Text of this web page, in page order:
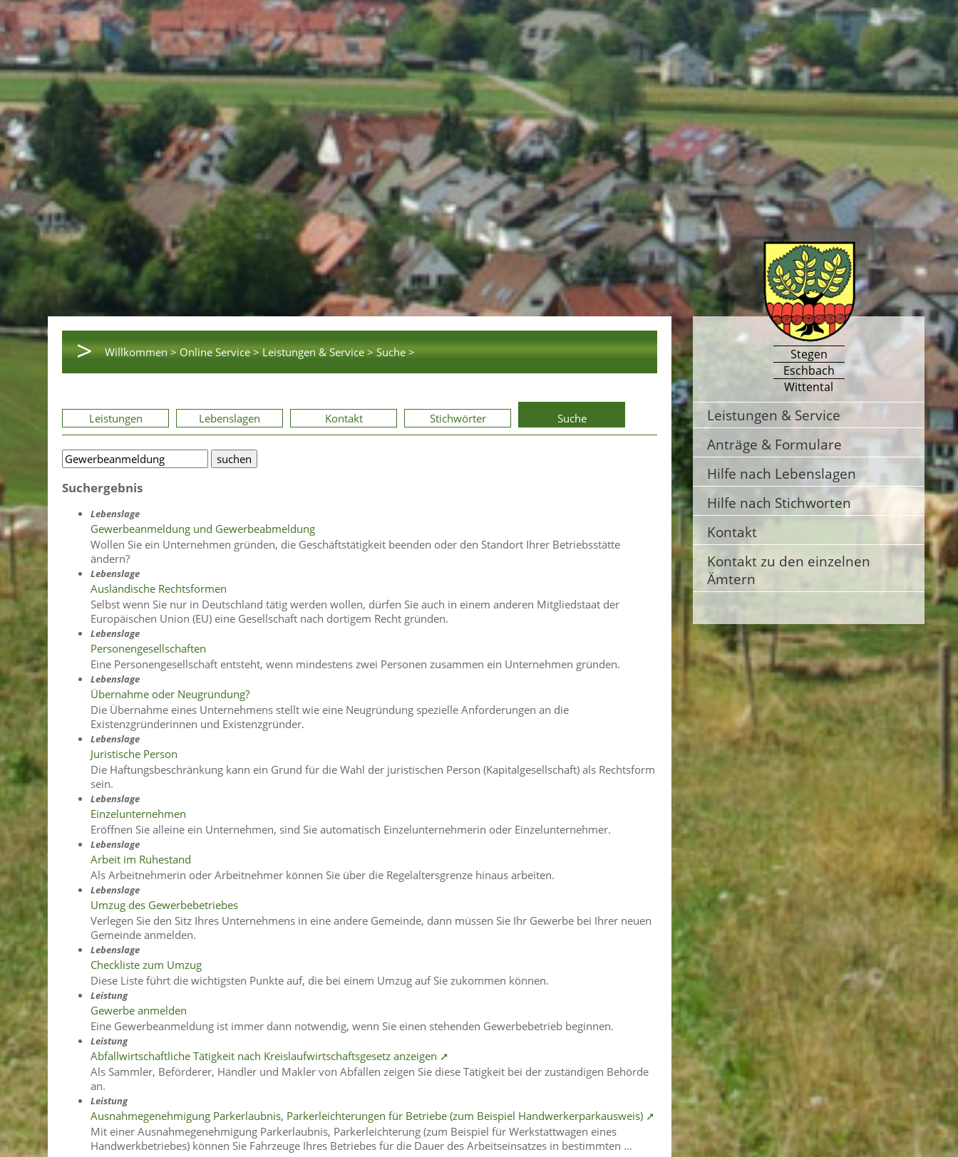
> Willkommen > Online Service > Leistungen & Service > Suche >
Leistungen Lebenslagen Kontakt Stichwörter Suche
Suchergebnis
Lebenslage
Gewerbeanmeldung und Gewerbeabmeldung
Wollen Sie ein Unternehmen gründen, die Geschäftstätigkeit beenden oder den Standort Ihrer Betriebsstätte
ändern?
Lebenslage
Ausländische Rechtsformen
Selbst wenn Sie nur in Deutschland tätig werden wollen, dürfen Sie auch in einem anderen Mitgliedstaat der
Europäischen Union (EU) eine Gesellschaft nach dortigem Recht gründen.
Lebenslage
Personengesellschaften
Eine Personengesellschaft entsteht, wenn mindestens zwei Personen zusammen ein Unternehmen gründen.
Lebenslage
Übernahme oder Neugründung?
Die Übernahme eines Unternehmens stellt wie eine Neugründung spezielle Anforderungen an die
Existenzgründerinnen und Existenzgründer.
Lebenslage
Juristische Person
Die Haftungsbeschränkung kann ein Grund für die Wahl der juristischen Person (Kapitalgesellschaft) als Rechtsform
sein.
Lebenslage
Einzelunternehmen
Eröffnen Sie alleine ein Unternehmen, sind Sie automatisch Einzelunternehmerin oder Einzelunternehmer.
Lebenslage
Arbeit im Ruhestand
Als Arbeitnehmerin oder Arbeitnehmer können Sie über die Regelaltersgrenze hinaus arbeiten.
Lebenslage
Umzug des Gewerbebetriebes
Verlegen Sie den Sitz Ihres Unternehmens in eine andere Gemeinde, dann müssen Sie Ihr Gewerbe bei Ihrer neuen
Gemeinde anmelden.
Lebenslage
Checkliste zum Umzug
Diese Liste führt die wichtigsten Punkte auf, die bei einem Umzug auf Sie zukommen können.
Leistung
Gewerbe anmelden
Eine Gewerbeanmeldung ist immer dann notwendig, wenn Sie einen stehenden Gewerbebetrieb beginnen.
Leistung
Abfallwirtschaftliche Tätigkeit nach Kreislaufwirtschaftsgesetz anzeigen ➚
Als Sammler, Beförderer, Händler und Makler von Abfällen zeigen Sie diese Tätigkeit bei der zuständigen Behörde
an.
Leistung
Ausnahmegenehmigung Parkerlaubnis, Parkerleichterungen für Betriebe (zum Beispiel Handwerkerparkausweis) ➚
Mit einer Ausnahmegenehmigung Parkerlaubnis, Parkerleichterung (zum Beispiel für Werkstattwagen eines
Handwerkbetriebes) können Sie Fahrzeuge Ihres Betriebes für die Dauer des Arbeitseinsatzes in bestimmten …
Stegen
Eschbach
Wittental
Leistungen & Service
Anträge & Formulare
Hilfe nach Lebenslagen
Hilfe nach Stichworten
Kontakt
Kontakt zu den einzelnen
Ämtern